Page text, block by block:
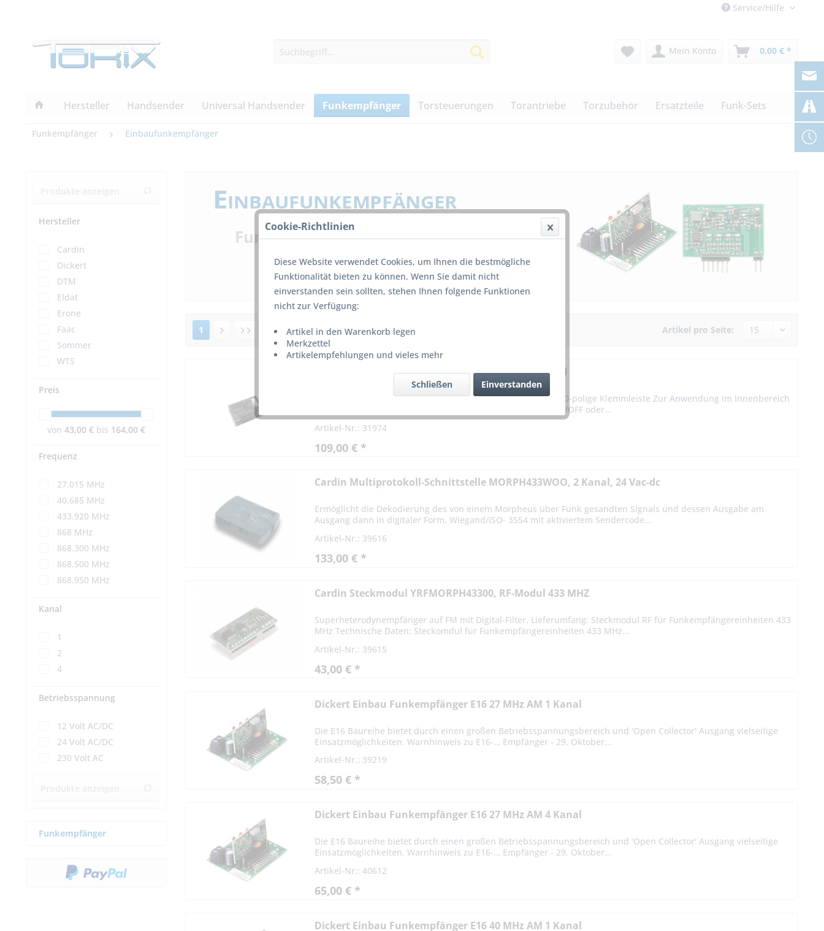
Service/Hilfe
Mein Konto 0,00 € *
Hersteller Handsender Universal Handsender Funkempfänger Torsteuerungen Torantriebe Torzubehör Ersatzteile Funk-Sets
Funkempfänger Einbaufunkempfänger
Hersteller
Cardin
Dickert
DTM
Eldat
Erone
Faac
Sommer
WTS
Preis
von 43,00 € bis 164,00 €
Frequenz
27.015 MHz
40.685 MHz
433.920 MHz
868 MHz
868.300 MHz
868.500 MHz
868.950 MHz
Kanal
1
2
4
Betriebsspannung
12 Volt AC/DC
24 Volt AC/DC
230 Volt AC
Funkempfänger
Einbaufunkempfänger
Funk-Steckmodule für Torsteuerungen
1 von 2 Artikel pro Seite:
Cardin Funkempfänger RMS435200 433 MHz 2 Kanal
2-Kanal Miniempfänger Technische Daten: Anschluss über 10-polige Klemmleiste Zur Anwendung im Innenbereich
geeignet - Gehäuse Schutklasse IP20 Die Kanäle sind auf ON/OFF oder...
Artikel-Nr.: 31974
109,00 € *
Cardin Multiprotokoll-Schnittstelle MORPH433WOO, 2 Kanal, 24 Vac-dc
Ermöglicht die Dekodierung des von einem Morpheus über Funk gesandten Signals und dessen Ausgabe am
Ausgang dann in digitaler Form, Wiegand/ISO- 3554 mit aktiviertem Sendercode...
Artikel-Nr.: 39616
133,00 € *
Cardin Steckmodul YRFMORPH43300, RF-Modul 433 MHZ
Superheterodynempfänger auf FM mit Digital-Filter. Lieferumfang: Steckmodul RF für Funkempfängereinheiten 433
MHz Technische Daten: Steckomdul für Funkempfängereinheiten 433 MHz...
Artikel-Nr.: 39615
43,00 € *
Dickert Einbau Funkempfänger E16 27 MHz AM 1 Kanal
Die E16 Baureihe bietet durch einen großen Betriebsspannungsbereich und 'Open Collector' Ausgang vielseitige
Einsatzmöglichkeiten. Warnhinweis zu E16-… Empfänger - 29. Oktober...
Artikel-Nr.: 39219
58,50 € *
Dickert Einbau Funkempfänger E16 27 MHz AM 4 Kanal
Die E16 Baureihe bietet durch einen großen Betriebsspannungsbereich und 'Open Collector' Ausgang vielseitige
Einsatzmöglichkeiten. Warnhinweis zu E16-… Empfänger - 29. Oktober...
Artikel-Nr.: 40612
65,00 € *
Dickert Einbau Funkempfänger E16 40 MHz AM 1 Kanal
Cookie-Richtlinien
Diese Website verwendet Cookies, um Ihnen die bestmögliche
Funktionalität bieten zu können. Wenn Sie damit nicht
einverstanden sein sollten, stehen Ihnen folgende Funktionen
nicht zur Verfügung:
Artikel in den Warenkorb legen
Merkzettel
Artikelempfehlungen und vieles mehr
Einverstanden
Schließen